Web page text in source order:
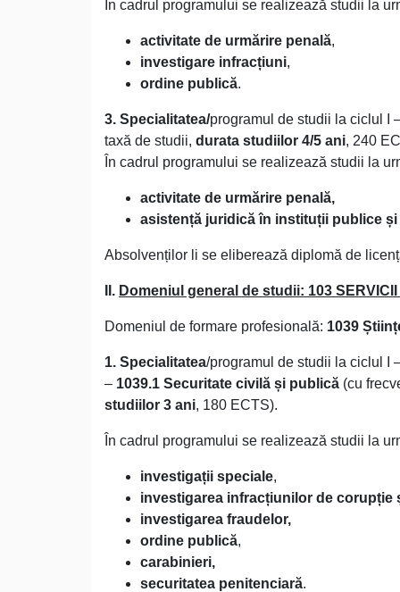
În cadrul programului se realizează studii la
activitate de urmărire penală,
investigare infracțiuni,
ordine publică.
3. Specialitatea/programul de studii la ciclul I
taxă de studii, durata studiilor 4/5 ani, 240
În cadrul programului se realizează studii la
activitate de urmărire penală,
asistență juridică în instituții publice și
Absolvenților li se eliberează diplomă de
II. Domeniul general de studii: 103
Domeniul de formare profesională: 1039
1. Specialitatea/programul de studii la ciclul I
– 1039.1 Securitate civilă și publică (cu
studiilor 3 ani, 180 ECTS).
În cadrul programului se realizează studii la
investigații speciale,
investigarea infracțiunilor de corupție
investigarea fraudelor,
ordine publică,
carabinieri,
securitatea penitenciară.